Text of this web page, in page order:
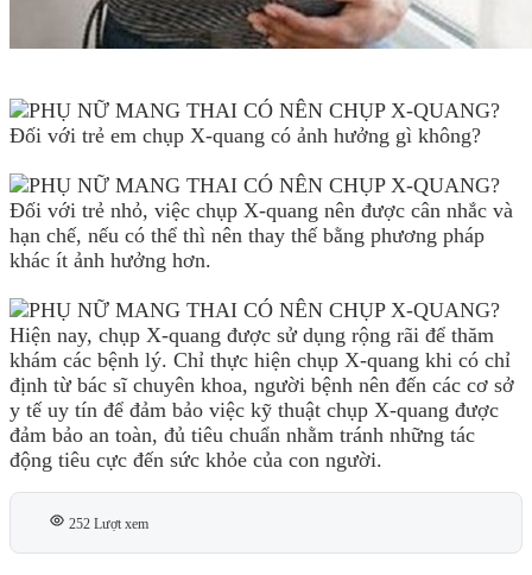
Đối với trẻ em chụp X-quang có ảnh hưởng gì không?
Đối với trẻ nhỏ, việc chụp X-quang nên được cân nhắc và
hạn chế, nếu có thể thì nên thay thế bằng phương pháp
khác ít ảnh hưởng hơn.
Hiện nay, chụp X-quang được sử dụng rộng rãi để thăm
khám các bệnh lý. Chỉ thực hiện chụp X-quang khi có chỉ
định từ bác sĩ chuyên khoa, người bệnh nên đến các cơ sở
y tế uy tín để đảm bảo việc kỹ thuật chụp X-quang được
đảm bảo an toàn, đủ tiêu chuẩn nhằm tránh những tác
động tiêu cực đến sức khỏe của con người.
252 Lượt xem